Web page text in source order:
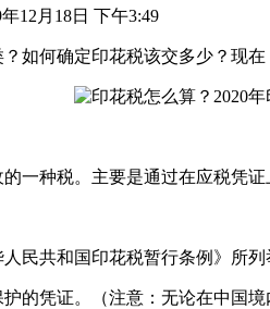
年12月18日 下午3:49
如何确定印花税该交多少？现
一种税。主要是通过在应税凭
民共和国印花税暂行条例》所列
的凭证。（注意：无论在中国